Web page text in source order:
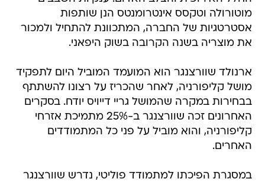
מוטורולה וטקסס אינטרומנטס הנן שותפות
אסטרטגיות של החברה, המתכוונת להתחיל ולמכור
את מוצריה בשנה הקרובה בשוק היפאני.
ארנולד שוורצנגר הוא המועמד המוביל היום לתפקיד
מושל קליפורניה, לאחר שהכריז על רצונו להשתתף
בבחירות במקרה שהמושל גריי דייויס יודח. בסקרים
האחרונים זכה שוורצנגר ב-25% מתמיכת אזרחי
קליפורניה, והוא מוביל על פני כל המתמודדים
האחרים.
במסגרת הפיכתו למתמודד פוליטי, נדרש שוורצנגר